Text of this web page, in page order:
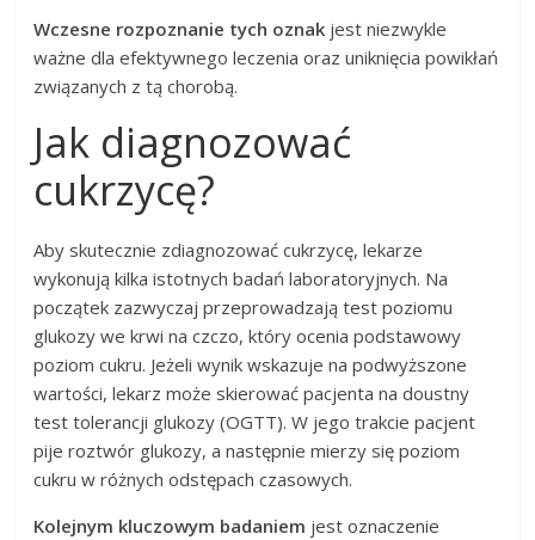
Wczesne rozpoznanie tych oznak jest niezwykle
ważne dla efektywnego leczenia oraz uniknięcia powikłań
związanych z tą chorobą.
Jak diagnozować
cukrzycę?
Aby skutecznie zdiagnozować cukrzycę, lekarze
wykonują kilka istotnych badań laboratoryjnych. Na
początek zazwyczaj przeprowadzają test poziomu
glukozy we krwi na czczo, który ocenia podstawowy
poziom cukru. Jeżeli wynik wskazuje na podwyższone
wartości, lekarz może skierować pacjenta na doustny
test tolerancji glukozy (OGTT). W jego trakcie pacjent
pije roztwór glukozy, a następnie mierzy się poziom
cukru w różnych odstępach czasowych.
Kolejnym kluczowym badaniem jest oznaczenie